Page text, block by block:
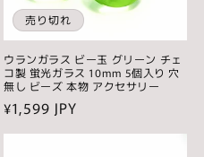
売り切れ
ウランガラス ビー玉 グリーン チェ
コ製 蛍光ガラス 10mm 5個入り 穴
無し ビーズ 本物 アクセサリー
通
常
¥1,599 JPY